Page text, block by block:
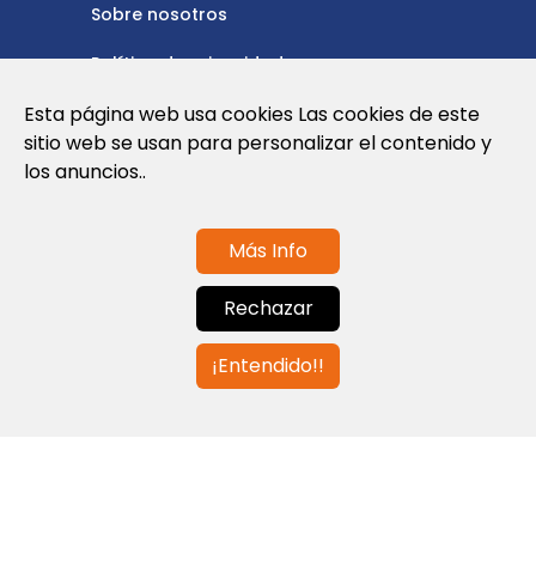
Sobre nosotros
Política de privacidad
Política de cookies
Nota Legal y Condiciones de Uso de la
Contáctanos
info@globalagents.net
Esta página web usa cookies Las cookies de este
sitio web se usan para personalizar el contenido y
los anuncios..
Más Info
Rechazar
¡Entendido!!